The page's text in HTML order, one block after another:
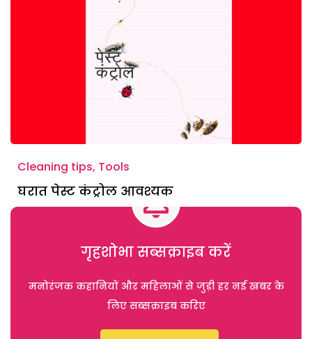
Cleaning tips, Tools
घरात पेस्ट कंट्रोल आवश्यक
गृहशोभा सब्सक्राइब करें
मनोरंजक कहानियों और महिलाओं से जुड़ी हर नई खबर के
लिए सब्सक्राइब करिए